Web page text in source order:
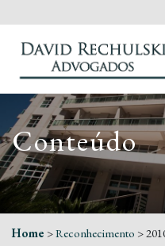
Conteúdo
Home >Reconhecimento >